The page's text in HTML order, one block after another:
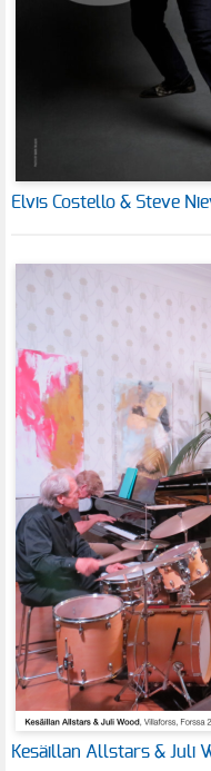
Elvis Costello & Steve
Kesäillan Allstars & Juli